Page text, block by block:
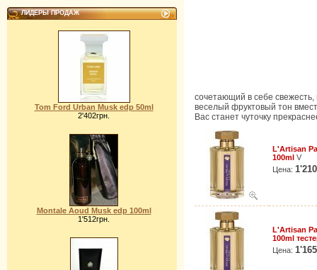
ЛИДЕРЫ ПРОДАЖ
Tom Ford Urban Musk edp 50ml
2'402грн.
Montale Aoud Musk edp 100ml
1'512грн.
сочетающий в себе
веселый фруктовый тон
Вас станет чуточку
L'Artisan
100ml V
Цена:
L'Artisan
100ml
Цена: